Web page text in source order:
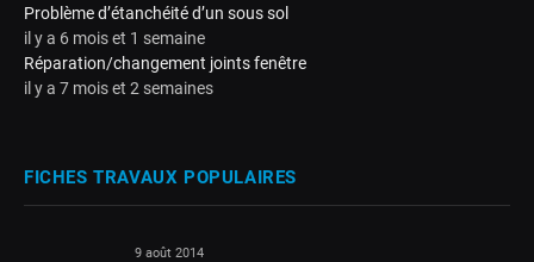
Problème d’étanchéité d’un sous sol
il y a 6 mois et 1 semaine
Réparation/changement joints fenêtre
il y a 7 mois et 2 semaines
FICHES TRAVAUX POPULAIRES
9 août 2014